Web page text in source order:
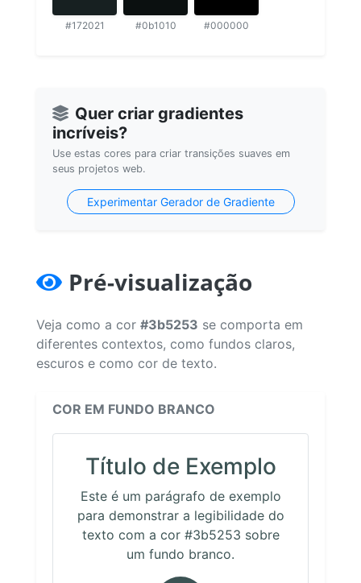
#172021 #0b1010 #000000
Quer criar gradientes
incríveis?
Use estas cores para criar transições suaves em
seus projetos web.
Experimentar Gerador de Gradiente
Pré-visualização
Veja como a cor #3b5253 se comporta em
diferentes contextos, como fundos claros,
escuros e como cor de texto.
COR EM FUNDO BRANCO
Título de Exemplo
Este é um parágrafo de exemplo
para demonstrar a legibilidade do
texto com a cor #3b5253 sobre
um fundo branco.